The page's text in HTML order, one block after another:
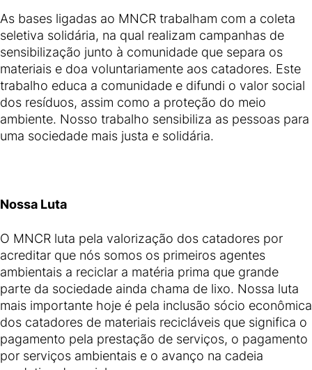
As bases ligadas ao MNCR trabalham com a coleta
seletiva solidária, na qual realizam campanhas de
sensibilização junto à comunidade que separa os
materiais e doa voluntariamente aos catadores. Este
trabalho educa a comunidade e difundi o valor social
dos resíduos, assim como a proteção do meio
ambiente. Nosso trabalho sensibiliza as pessoas para
uma sociedade mais justa e solidária.
Nossa Luta
O MNCR luta pela valorização dos catadores por
acreditar que nós somos os primeiros agentes
ambientais a reciclar a matéria prima que grande
parte da sociedade ainda chama de lixo. Nossa luta
mais importante hoje é pela inclusão sócio econômica
dos catadores de materiais recicláveis que significa o
pagamento pela prestação de serviços, o pagamento
por serviços ambientais e o avanço na cadeia